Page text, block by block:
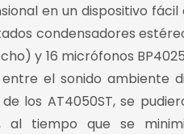
en un dispositivo
condensadores
y 16 micrófonos
el sonido ambiente
los AT4050ST, se
al tiempo que se